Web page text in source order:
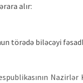
alır:
törədə biləcəyi